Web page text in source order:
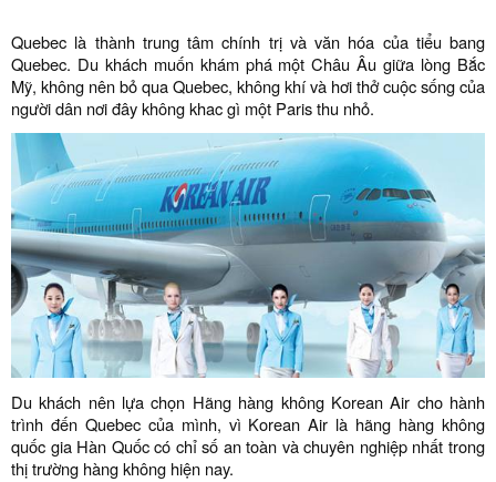
Quebec là thành trung tâm chính trị và văn hóa của tiểu bang
Quebec. Du khách muốn khám phá một Châu Âu giữa lòng Bắc
Mỹ, không nên bỏ qua Quebec, không khí và hơi thở cuộc sống của
người dân nơi đây không khac gì một Paris thu nhỏ.
Du khách nên lựa chọn Hãng hàng không Korean Air cho hành
trình đến Quebec của mình, vì Korean Air là hãng hàng không
quốc gia Hàn Quốc có chỉ số an toàn và chuyên nghiệp nhất trong
thị trường hàng không hiện nay.